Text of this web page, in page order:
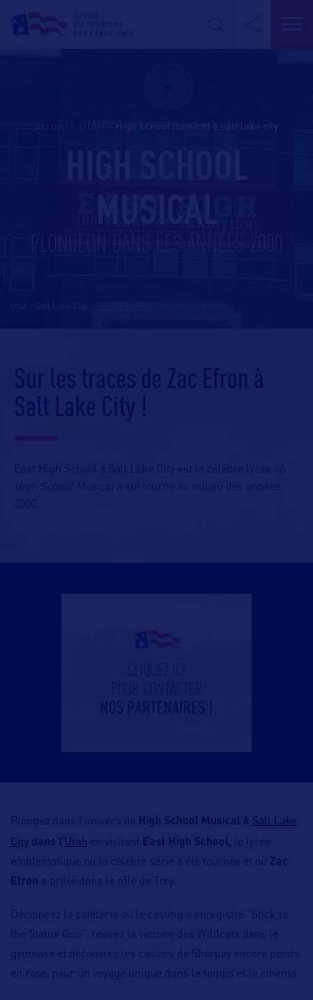
high school musical à salt lake city
MUSICAL
PLONGEON DANS LES ANNÉES 2000
Sur les traces de Zac Efron à
East High School à Salt Lake City est le célèbre lycée où
High School Musical a été tourné au milieu des années
2000.
Plongez dans l’univers de High School Musical à Salt Lake
City dans l’ Utah en visitant East High School, le lycée
emblématique où la célèbre série a été tournée et où Zac
Efron a brillé dans le rôle de Troy.
Découvrez la cafétéria où le casting a enregistré “Stick to
the Status Quo”, revivez la victoire des Wildcats dans le
gymnase et découvrez les casiers de Sharpay encore peints
en rose, pour un voyage unique dans le temps et le cinéma.